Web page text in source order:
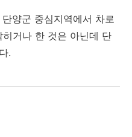
양군 중심지역에서 차로
거나 한 것은 아닌데 단
.